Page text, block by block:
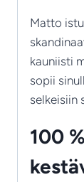
Matto
kauniisti
sopii
selkeisiin
100